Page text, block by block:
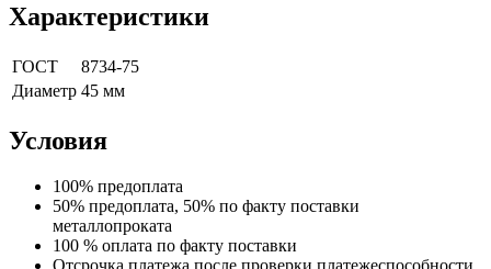
Характеристики
ГОСТ
8734-75
Диаметр 45 мм
Условия
100% предоплата
50% предоплата, 50% по факту поставки
металлопроката
100 % оплата по факту поставки